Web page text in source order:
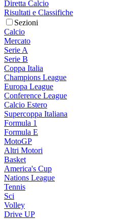
Diretta Calcio
Risultati e Classifiche
Sezioni
Calcio
Mercato
Serie A
Serie B
Coppa Italia
Champions League
Europa League
Conference League
Calcio Estero
Supercoppa Italiana
Formula 1
Formula E
MotoGP
Altri Motori
Basket
America's Cup
Nations League
Tennis
Sci
Volley
Drive UP